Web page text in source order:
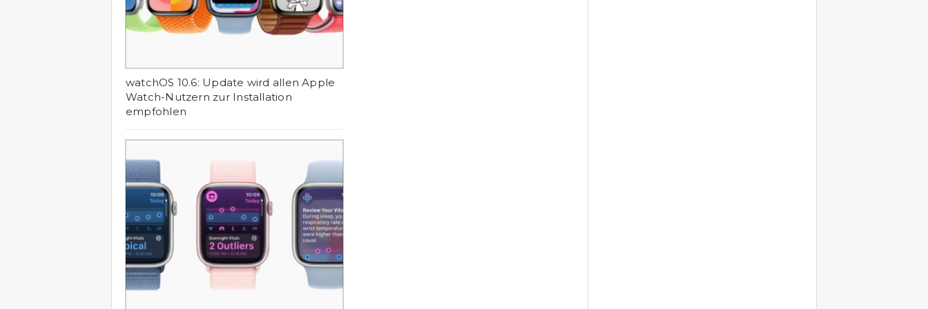
watchOS 10.6: Update wird allen Apple
Watch-Nutzern zur Installation
empfohlen